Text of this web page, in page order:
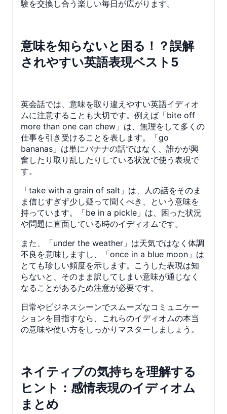
験を交換し合う楽しい毎日が広がります。
意味を知らないと困る！？誤解
されやすい英語表現ベスト5
英会話では、意味を取り違えやすい英語イディオ
ムに注意することも大切です。例えば「bite off
more than one can chew」は、無理をして多くの
仕事を引き受けることを表します。「go
bananas」は単にバナナの話ではなく、誰かが興
奮したり取り乱したりしている状況で使う表現で
す。
「take with a grain of salt」は、人の話をそのま
ま信じすぎず少し疑って聞くべき、という意味を
持っています。「be in a pickle」は、困った状況
や問題に直面している時のイディオムです。
また、「under the weather」は天気ではなく体調
不良を意味しますし、「once in a blue moon」は
とても珍しい頻度を示します。こうした表現は知
らないと、そのまま訳してしまい意味が通じなく
なることがあるため注意が必要です。
日常やビジネスシーンでスムーズなコミュニケー
ションを目指すなら、これらのイディオムの本当
の意味や使い方をしっかりマスターしましょう。
ネイティブの気持ちを理解する
ヒント：感情表現のイディオム
まとめ